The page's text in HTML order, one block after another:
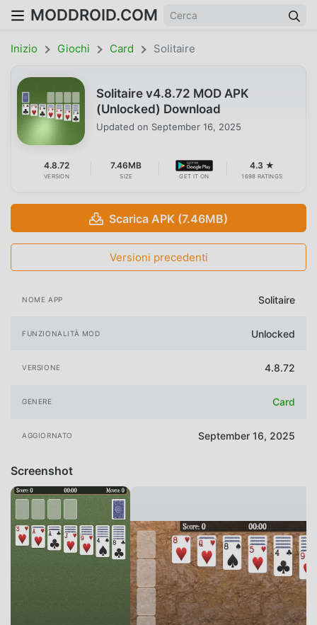
MODDROID.COM
Inizio Giochi Card Solitaire
Solitaire v4.8.72 MOD APK
(Unlocked) Download
Updated on September 16, 2025
4.8.72
VERSION
7.46MB
SIZE GET IT ON
4.3 ★
1698 RATINGS
Scarica APK (7.46MB)
Versioni precedenti
NOME APP Solitaire
FUNZIONALITÀ MOD Unlocked
VERSIONE 4.8.72
GENERE Card
AGGIORNATO September 16, 2025
Screenshot